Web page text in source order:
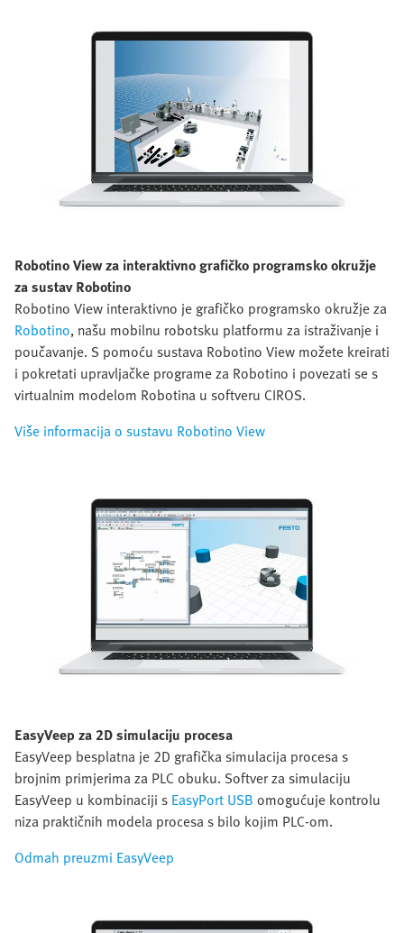
Robotino View za interaktivno grafičko programsko okružje
za sustav Robotino
Robotino View interaktivno je grafičko programsko okružje za
Robotino, našu mobilnu robotsku platformu za istraživanje i
poučavanje. S pomoću sustava Robotino View možete kreirati
i pokretati upravljačke programe za Robotino i povezati se s
virtualnim modelom Robotina u softveru CIROS.
Više informacija o sustavu Robotino View
EasyVeep za 2D simulaciju procesa
EasyVeep besplatna je 2D grafička simulacija procesa s
brojnim primjerima za PLC obuku. Softver za simulaciju
EasyVeep u kombinaciji s EasyPort USB omogućuje kontrolu
niza praktičnih modela procesa s bilo kojim PLC-om.
Odmah preuzmi EasyVeep